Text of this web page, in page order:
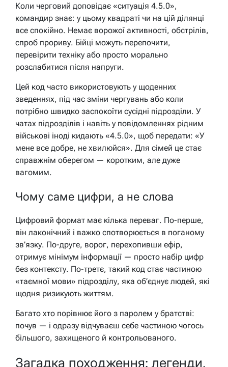
Коли черговий доповідає «ситуація 4.5.0»,
командир знає: у цьому квадраті чи на цій ділянці
все спокійно. Немає ворожої активності, обстрілів,
спроб прориву. Бійці можуть перепочити,
перевірити техніку або просто морально
розслабитися після напруги.
Цей код часто використовують у щоденних
зведеннях, під час зміни чергувань або коли
потрібно швидко заспокоїти сусідні підрозділи. У
чатах підрозділів і навіть у повідомленнях рідним
військові іноді кидають «4.5.0», щоб передати: «У
мене все добре, не хвилюйся». Для сімей це стає
справжнім оберегом — коротким, але дуже
вагомим.
Чому саме цифри, а не слова
Цифровий формат має кілька переваг. По-перше,
він лаконічний і важко спотворюється в поганому
зв’язку. По-друге, ворог, перехопивши ефір,
отримує мінімум інформації — просто набір цифр
без контексту. По-третє, такий код стає частиною
«таємної мови» підрозділу, яка об’єднує людей, які
щодня ризикують життям.
Багато хто порівнює його з паролем у братстві:
почув — і одразу відчуваєш себе частиною чогось
більшого, захищеного й контрольованого.
Загадка походження: легенди,